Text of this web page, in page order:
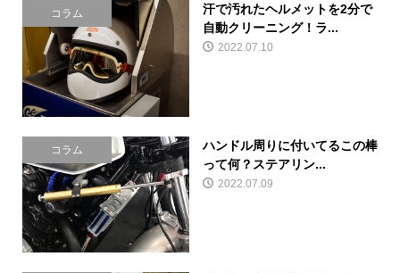
コラム
汗で汚れたヘルメットを2分で
自動クリーニング！ラ...
2022.07.10
コラム
ハンドル周りに付いてるこの棒
って何？ステアリン...
2022.07.09